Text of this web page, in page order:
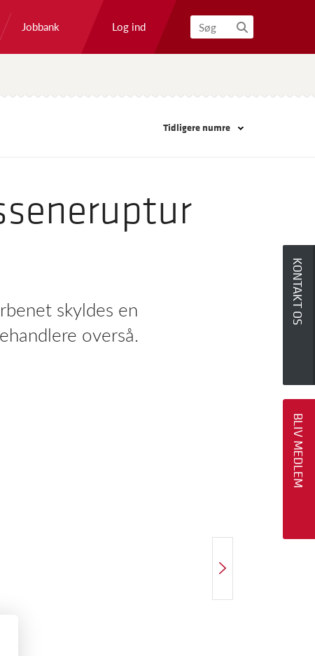
Log ind
Jobbank
Tidligere numre
skyldes en
overså.
KONTAKT OS
BLIV MEDLEM